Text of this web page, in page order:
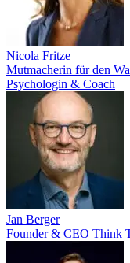
Nicola Fritze
Mutmacherin für den
Psychologin & Coach
Jan Berger
Founder & CEO Think